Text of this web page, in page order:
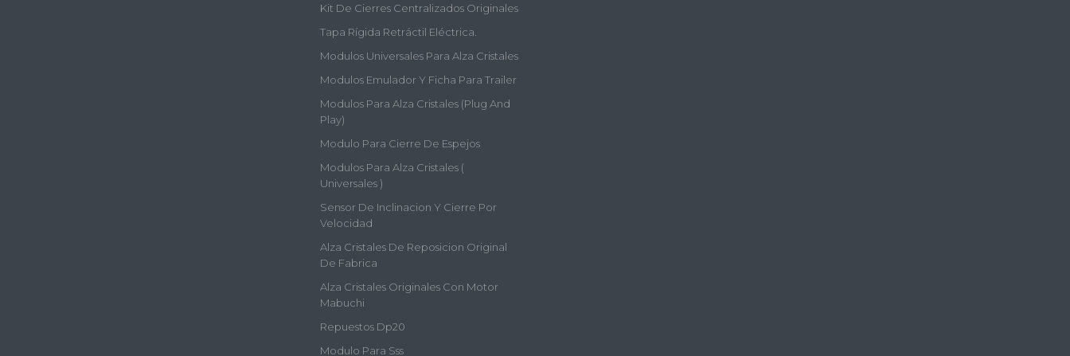
Kit De Cierres Centralizados Originales
Tapa Rígida Retráctil Eléctrica.
Modulos Universales Para Alza Cristales
Modulos Emulador Y Ficha Para Trailer
Modulos Para Alza Cristales (plug And
Play)
Modulo Para Cierre De Espejos
Modulos Para Alza Cristales (
Universales )
Sensor De Inclinacion Y Cierre Por
Velocidad
Alza Cristales De Reposicion Original
De Fabrica
Alza Cristales Originales Con Motor
Mabuchi
Repuestos Dp20
Modulo Para Sss